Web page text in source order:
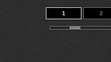
1 2
11 12